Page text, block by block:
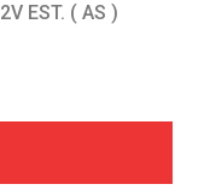
EST. ( AS )